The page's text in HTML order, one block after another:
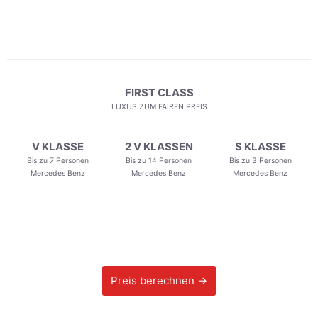
FIRST CLASS
LUXUS ZUM FAIREN PREIS
V KLASSE
Bis zu 7 Personen
Mercedes Benz
2 V KLASSEN
Bis zu 14 Personen
Mercedes Benz
S KLASSE
Bis zu 3 Personen
Mercedes Benz
Preis berechnen →